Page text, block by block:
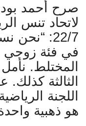
صرح أحمد
لاتحاد تنس
22/7: “نحن
في فئة زوجي
المختلط.
الثالثة
اللجنة
هو ذهبية